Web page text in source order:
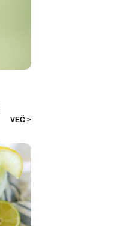
VEČ >